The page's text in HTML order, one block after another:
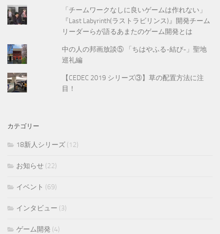
「チームワークなしに良いゲームは作れない」
『Last Labyrinth(ラストラビリンス)』開発チーム
リーダーらが語るあまたのゲーム開発とは
中の人の邦画放談⑤ 「ちはやふる-結び-」聖地
巡礼編
【CEDEC 2019 シリーズ③】草の配置方法に注
目！
カテゴリー
18新人シリーズ (12)
お知らせ (22)
イベント (69)
インタビュー (3)
ゲーム開発 (4)